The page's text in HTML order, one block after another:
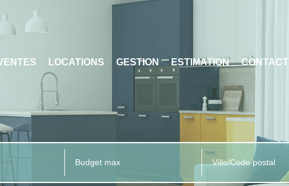
LOCATIONS GESTION ESTIMATION CONTACT
Ville/Code postal